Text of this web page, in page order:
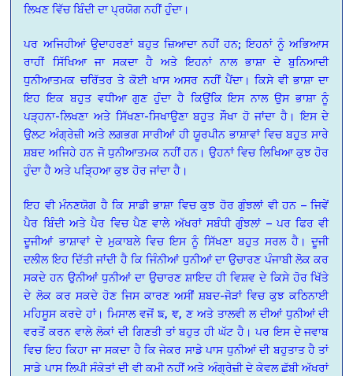
ਲਿਖਣ ਵਿੱਚ ਬਿੰਦੀ ਦਾ ਪ੍ਰਯੋਗ ਨਹੀਂ ਹੁੰਦਾ।
ਪਰ ਅਜਿਹੀਆਂ ਉਦਾਹਰਣਾਂ ਬਹੁਤ ਜ਼ਿਆਦਾ ਨਹੀਂ ਹਨ; ਇਹਨਾਂ ਨੂੰ ਅਭਿਆਸ
ਰਾਹੀਂ ਸਿੱਖਿਆ ਜਾ ਸਕਦਾ ਹੈ ਅਤੇ ਇਹਨਾਂ ਨਾਲ ਭਾਸ਼ਾ ਦੇ ਬੁਨਿਆਦੀ
ਧੁਨੀਆਤਮਕ ਚਰਿੱਤਰ ਤੇ ਕੋਈ ਖਾਸ ਅਸਰ ਨਹੀਂ ਪੈਂਦਾ। ਕਿਸੇ ਵੀ ਭਾਸ਼ਾ ਦਾ
ਇਹ ਇਕ ਬਹੁਤ ਵਧੀਆ ਗੁਣ ਹੁੰਦਾ ਹੈ ਕਿਉਂਕਿ ਇਸ ਨਾਲ ਉਸ ਭਾਸ਼ਾ ਨੂੰ
ਪੜ੍ਹਨਾ-ਲਿਖਣਾ ਅਤੇ ਸਿੱਖਣਾ-ਸਿਖਾਉਣਾ ਬਹੁਤ ਸੌਖਾ ਹੋ ਜਾਂਦਾ ਹੈ। ਇਸ ਦੇ
ਉਲਟ ਅੰਗ੍ਰੇਜ਼ੀ ਅਤੇ ਲਗਭਗ ਸਾਰੀਆਂ ਹੀ ਯੂਰਪੀਨ ਭਾਸ਼ਾਵਾਂ ਵਿਚ ਬਹੁਤ ਸਾਰੇ
ਸ਼ਬਦ ਅਜਿਹੇ ਹਨ ਜੋ ਧੁਨੀਆਤਮਕ ਨਹੀਂ ਹਨ। ਉਹਨਾਂ ਵਿਚ ਲਿਖਿਆ ਕੁਝ ਹੋਰ
ਹੁੰਦਾ ਹੈ ਅਤੇ ਪੜ੍ਹਿਆ ਕੁਝ ਹੋਰ ਜਾਂਦਾ ਹੈ।
ਇਹ ਵੀ ਮੰਨਣਯੋਗ ਹੈ ਕਿ ਸਾਡੀ ਭਾਸ਼ਾ ਵਿਚ ਕੁਝ ਹੋਰ ਗੁੰਝਲਾਂ ਵੀ ਹਨ – ਜਿਵੇਂ
ਪੈਰ ਬਿੰਦੀ ਅਤੇ ਪੈਰ ਵਿਚ ਪੈਣ ਵਾਲੇ ਅੱਖਰਾਂ ਸਬੰਧੀ ਗੁੰਝਲਾਂ – ਪਰ ਫਿਰ ਵੀ
ਦੂਜੀਆਂ ਭਾਸ਼ਾਵਾਂ ਦੇ ਮੁਕਾਬਲੇ ਵਿਚ ਇਸ ਨੂੰ ਸਿੱਖਣਾ ਬਹੁਤ ਸਰਲ ਹੈ। ਦੂਜੀ
ਦਲੀਲ ਇਹ ਦਿੱਤੀ ਜਾਂਦੀ ਹੈ ਕਿ ਜਿੰਨੀਆਂ ਧੁਨੀਆਂ ਦਾ ਉਚਾਰਣ ਪੰਜਾਬੀ ਲੋਕ ਕਰ
ਸਕਦੇ ਹਨ ਉਨੀਆਂ ਧੁਨੀਆਂ ਦਾ ਉਚਾਰਣ ਸ਼ਾਇਦ ਹੀ ਵਿਸ਼ਵ ਦੇ ਕਿਸੇ ਹੋਰ ਖਿੱਤੇ
ਦੇ ਲੋਕ ਕਰ ਸਕਦੇ ਹੋਣ ਜਿਸ ਕਾਰਣ ਅਸੀਂ ਸ਼ਬਦ-ਜੋੜਾਂ ਵਿਚ ਕੁਝ ਕਠਿਨਾਈ
ਮਹਿਸੂਸ ਕਰਦੇ ਹਾਂ। ਮਿਸਾਲ ਵਜੋਂ ਙ, ਞ, ਣ ਅਤੇ ਤਾਲਵੀ ਲ ਦੀਆਂ ਧੁਨੀਆਂ ਦੀ
ਵਰਤੋਂ ਕਰਨ ਵਾਲੇ ਲੋਕਾਂ ਦੀ ਗਿਣਤੀ ਤਾਂ ਬਹੁਤ ਹੀ ਘੱਟ ਹੈ। ਪਰ ਇਸ ਦੇ ਜਵਾਬ
ਵਿਚ ਇਹ ਕਿਹਾ ਜਾ ਸਕਦਾ ਹੈ ਕਿ ਜੇਕਰ ਸਾਡੇ ਪਾਸ ਧੁਨੀਆਂ ਦੀ ਬਹੁਤਾਤ ਹੈ ਤਾਂ
ਸਾਡੇ ਪਾਸ ਲਿਪੀ ਸੰਕੇਤਾਂ ਦੀ ਵੀ ਕਮੀ ਨਹੀਂ ਅਤੇ ਅੰਗ੍ਰੇਜ਼ੀ ਦੇ ਕੇਵਲ ਛੱਬੀ ਅੱਖਰਾਂ